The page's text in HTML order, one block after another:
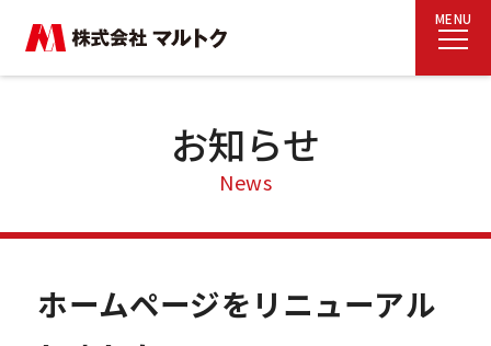
MENU
お知らせ
News
ホームページをリニューアル